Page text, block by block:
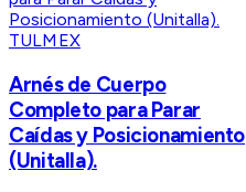
TULMEX
Arnés de Cuerpo
Completo para Parar
Caídas y Posicionamiento
(Unitalla).